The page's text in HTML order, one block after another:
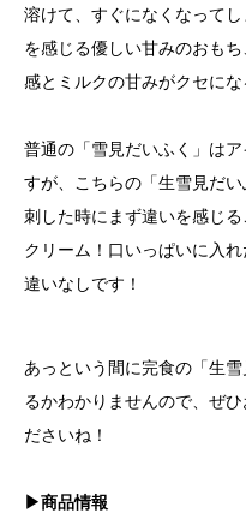
溶けて、すぐになくなって
を感じる優しい甘みのおも
感とミルクの甘みがクセにな
普通の「雪見だいふく」は
すが、こちらの「生雪見だ
刺した時にまず違いを感じ
クリーム！口いっぱいに入
違いなしです！
あっという間に完食の「生
るかわかりませんので、ぜ
ださいね！
▶商品情報